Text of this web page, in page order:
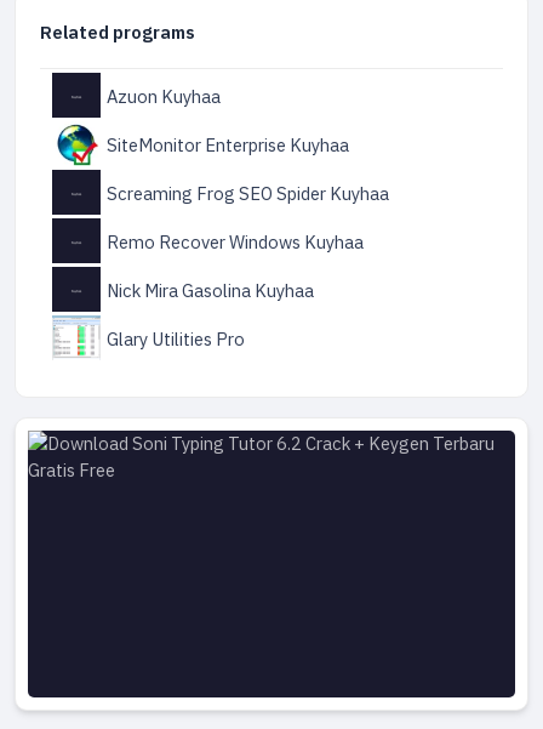
Related programs
Azuon Kuyhaa
SiteMonitor Enterprise Kuyhaa
Screaming Frog SEO Spider Kuyhaa
Remo Recover Windows Kuyhaa
Nick Mira Gasolina Kuyhaa
Glary Utilities Pro